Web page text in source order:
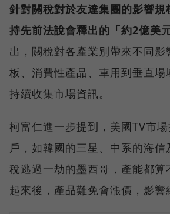
針對關稅對於友達集團的影響規
持先前法說會釋出的「約2億美元
出，關稅對各產業別帶來不同影
板、消費性產品、車用到垂直場
持續收集市場資訊。
柯富仁進一步提到，美國TV市
戶，如韓國的三星、中系的海信
稅逃過一劫的墨西哥，產能都算
起來後，產品難免會漲價，影響